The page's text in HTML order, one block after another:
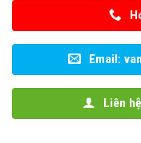
Email:
Liên